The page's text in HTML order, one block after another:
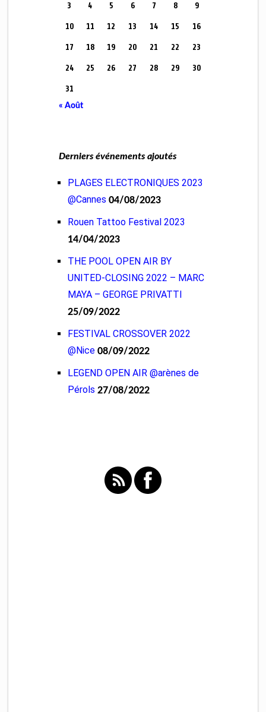
3 4 5 6 7 8 9
10 11 12 13 14 15 16
17 18 19 20 21 22 23
24 25 26 27 28 29 30
31
« Août
Derniers événements ajoutés
PLAGES ELECTRONIQUES 2023
@Cannes 04/08/2023
Rouen Tattoo Festival 2023
14/04/2023
THE POOL OPEN AIR BY
UNITED-CLOSING 2022 – MARC
MAYA – GEORGE PRIVATTI
25/09/2022
FESTIVAL CROSSOVER 2022
@Nice 08/09/2022
LEGEND OPEN AIR @arènes de
Pérols 27/08/2022